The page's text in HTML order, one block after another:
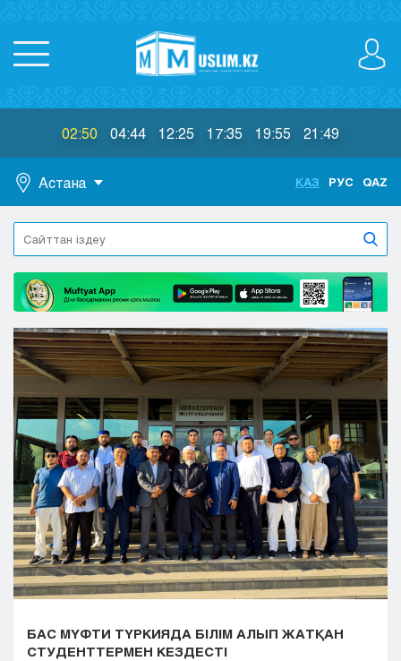
02:50 04:44 12:25 17:35 19:55 21:49
Астана
Астана
Алматы
Актобе
Атырау
Жезказган
Караганда
Кокшетау
Костанай
Кызылорда
Павлодар
Петропавловск
Семей
Талдыкорган
Тараз
Туркестан
Уральск
Усть-Каменогорск
ҚАЗ РУС QAZ
БАС МҮФТИ ТҮРКИЯДА БІЛІМ АЛЫП ЖАТҚАН
СТУДЕНТТЕРМЕН КЕЗДЕСТІ